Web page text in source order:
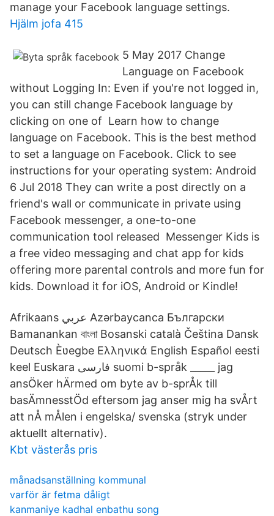
manage your Facebook language settings.
Hjälm jofa 415
5 May 2017 Change
Language on Facebook
without Logging In: Even if you're not logged in,
you can still change Facebook language by
clicking on one of Learn how to change
language on Facebook. This is the best method
to set a language on Facebook. Click to see
instructions for your operating system: Android
6 Jul 2018 They can write a post directly on a
friend's wall or communicate in private using
Facebook messenger, a one-to-one
communication tool released Messenger Kids is
a free video messaging and chat app for kids
offering more parental controls and more fun for
kids. Download it for iOS, Android or Kindle!
Afrikaans عربي Azərbaycanca Български
Bamanankan বাংলা Bosanski català Čeština Dansk
Deutsch Èʋegbe Ελληνικά English Español eesti
keel Euskara فارسی suomi b-språk _____ jag
ansÖker hÄrmed om byte av b-sprÅk till
basÄmnesstÖd eftersom jag anser mig ha svÅrt
att nÅ mÅlen i engelska/ svenska (stryk under
aktuellt alternativ).
Kbt västerås pris
månadsanställning kommunal
varför är fetma dåligt
kanmaniye kadhal enbathu song